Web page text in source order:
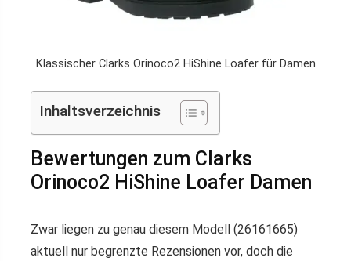
Klassischer Clarks Orinoco2 HiShine Loafer für Damen
Inhaltsverzeichnis
Bewertungen zum Clarks
Orinoco2 HiShine Loafer Damen
Zwar liegen zu genau diesem Modell (26161665)
aktuell nur begrenzte Rezensionen vor, doch die